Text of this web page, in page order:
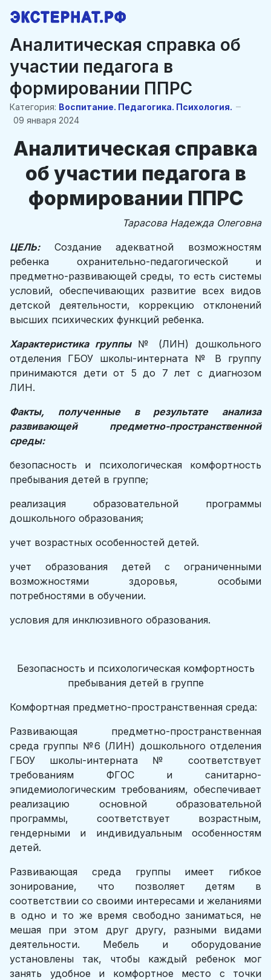
Аналитическая справка об
участии педагога в
формировании ППРС
Категория: Воспитание. Педагогика. Психология.
09 января 2024
Аналитическая справка
об участии педагога в
формировании ППРС
Тарасова Надежда Олеговна
ЦЕЛЬ:Создание адекватной возможностям
ребенка охранительно-педагогической и
предметно-развивающей среды, то есть системы
условий, обеспечивающих развитие всех видов
детской деятельности, коррекцию отклонений
высших психических функций ребенка.
Характеристика группы№ (ЛИН) дошкольного
отделения ГБОУ школы-интерната № В группу
принимаются дети от 5 до 7 лет с диагнозом
ЛИН.
Факты, полученные в результате анализа
развивающей предметно-пространственной
среды:
безопасность и психологическая комфортность
пребывания детей в группе;
реализация образовательной программы
дошкольного образования;
учет возрастных особенностей детей.
учет образования детей с ограниченными
возможностями здоровья, особыми
потребностями в обучении.
условия для инклюзивного образования.
Безопасность и психологическая комфортность
пребывания детей в группе
Комфортная предметно-пространственная среда:
Развивающая предметно-пространственная
среда группы №6 (ЛИН) дошкольного отделения
ГБОУ школы-интерната № соответствует
требованиям ФГОС и санитарно-
эпидемиологическим требованиям, обеспечивает
реализацию основной образовательной
программы, соответствует возрастным,
гендерными и индивидуальным особенностям
детей.
Развивающая среда группы имеет гибкое
зонирование, что позволяет детям в
соответствии со своими интересами и желаниями
в одно и то же время свободно заниматься, не
мешая при этом друг другу, разными видами
деятельности. Мебель и оборудование
установлены так, чтобы каждый ребенок мог
занять удобное и комфортное место с точки